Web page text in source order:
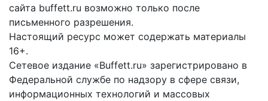
сайта buffett.ru возможно только после
письменного разрешения.
Настоящий ресурс может содержать материалы
16+.
Сетевое издание «Buffett.ru» зарегистрировано в
Федеральной службе по надзору в сфере связи,
информационных технологий и массовых